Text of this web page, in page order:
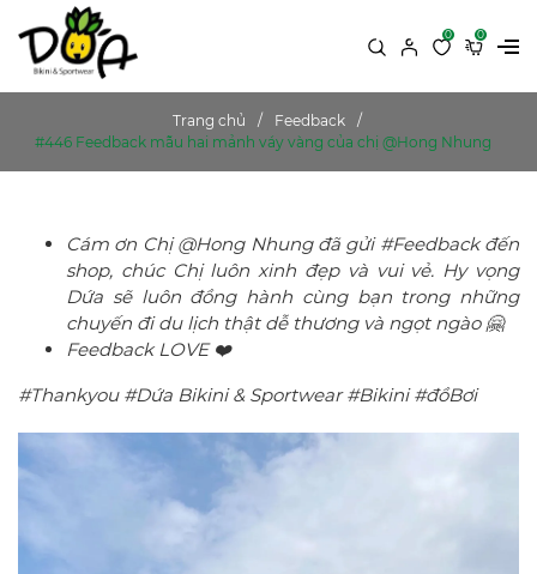
0 0
Trang chủ
Feedback
#446 Feedback mẫu hai mảnh váy vàng của chị @Hong Nhung
Cám ơn Chị @Hong Nhung đã gửi #Feedback đến
shop, chúc Chị luôn xinh đẹp và vui vẻ. Hy vọng
Dứa sẽ luôn đồng hành cùng bạn trong những
chuyến đi du lịch thật dễ thương và ngọt ngào 🤗
Feedback LOVE ❤️
#Thankyou #Dứa Bikini & Sportwear #Bikini #đồBơi